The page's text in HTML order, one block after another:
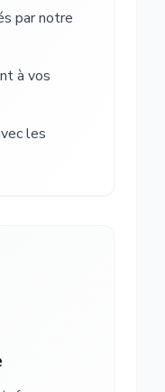
par notre
à vos
les